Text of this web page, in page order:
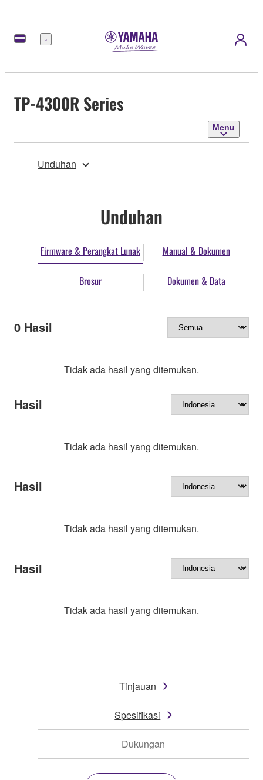
Menu
TP-4300R Series
Menu
Unduhan
Unduhan
Firmware & Perangkat Lunak Manual & Dokumen
Brosur Dokumen & Data
0 Hasil
Tidak ada hasil yang ditemukan.
Hasil
Tidak ada hasil yang ditemukan.
Hasil
Tidak ada hasil yang ditemukan.
Hasil
Tidak ada hasil yang ditemukan.
Tinjauan
Spesifikasi
Dukungan